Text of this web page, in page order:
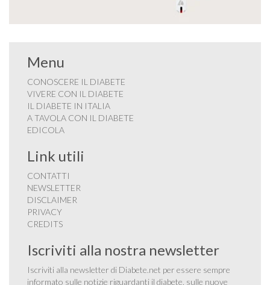
Menu
CONOSCERE IL DIABETE
VIVERE CON IL DIABETE
IL DIABETE IN ITALIA
A TAVOLA CON IL DIABETE
EDICOLA
Link utili
CONTATTI
NEWSLETTER
DISCLAIMER
PRIVACY
CREDITS
Iscriviti alla nostra newsletter
Iscriviti alla newsletter di Diabete.net per essere sempre
informato sulle notizie riguardanti il diabete, sulle nuove